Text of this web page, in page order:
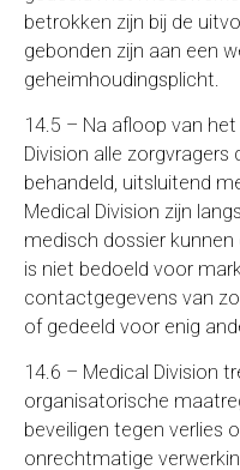
betrokken zijn bij de
gebonden zijn aan een
geheimhoudingsplicht.
14.5 – Na afloop van
Division alle
behandeld, uitsluitend
Medical Division zijn
medisch dossier
is niet bedoeld voor
contactgegevens van
of gedeeld voor enig
14.6 – Medical Division
organisatorische
beveiligen tegen verlies
onrechtmatige